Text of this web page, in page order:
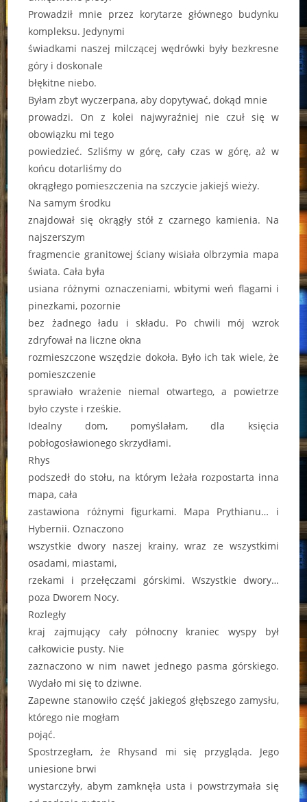
Prowadził mnie przez korytarze głównego budynku
kompleksu. Jedynymi
świadkami naszej milczącej wędrówki były bezkresne
góry i doskonale
błękitne niebo.
Byłam zbyt wyczerpana, aby dopytywać, dokąd mnie
prowadzi. On z kolei najwyraźniej nie czuł się w
obowiązku mi tego
powiedzieć. Szliśmy w górę, cały czas w górę, aż w
końcu dotarliśmy do
okrągłego pomieszczenia na szczycie jakiejś wieży.
Na samym środku
znajdował się okrągły stół z czarnego kamienia. Na
najszerszym
fragmencie granitowej ściany wisiała olbrzymia mapa
świata. Cała była
usiana różnymi oznaczeniami, wbitymi weń flagami i
pinezkami, pozornie
bez żadnego ładu i składu. Po chwili mój wzrok
zdryfował na liczne okna
rozmieszczone wszędzie dokoła. Było ich tak wiele, że
pomieszczenie
sprawiało wrażenie niemal otwartego, a powietrze
było czyste i rześkie.
Idealny dom, pomyślałam, dla księcia
pobłogosławionego skrzydłami.
Rhys
podszedł do stołu, na którym leżała rozpostarta inna
mapa, cała
zastawiona różnymi figurkami. Mapa Prythianu… i
Hybernii. Oznaczono
wszystkie dwory naszej krainy, wraz ze wszystkimi
osadami, miastami,
rzekami i przełęczami górskimi. Wszystkie dwory…
poza Dworem Nocy.
Rozległy
kraj zajmujący cały północny kraniec wyspy był
całkowicie pusty. Nie
zaznaczono w nim nawet jednego pasma górskiego.
Wydało mi się to dziwne.
Zapewne stanowiło część jakiegoś głębszego zamysłu,
którego nie mogłam
pojąć.
Spostrzegłam, że Rhysand mi się przygląda. Jego
uniesione brwi
wystarczyły, abym zamknęła usta i powstrzymała się